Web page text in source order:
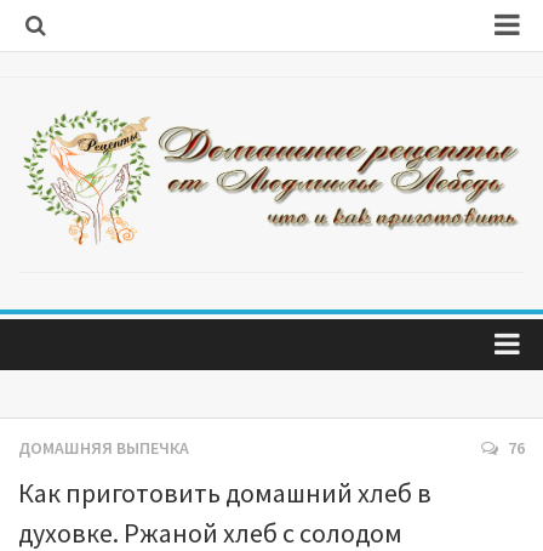
Вторые блюда
Салаты
Салаты из капусты
Блины и оладушки
Десерты
Заготовки
ДОМАШНЯЯ ВЫПЕЧКА 76
Как приготовить домашний хлеб в
духовке. Ржаной хлеб с солодом